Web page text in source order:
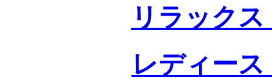
リラック
レディー